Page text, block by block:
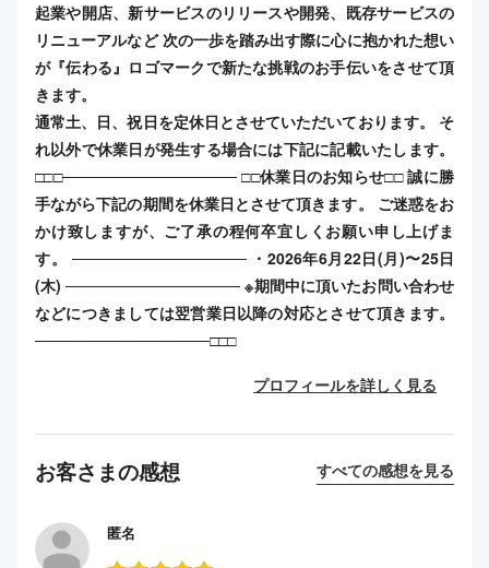
起業や開店、新サービスのリリースや開発、既存サービスの
リニューアルなど 次の一歩を踏み出す際に心に抱かれた想い
が『伝わる』ロゴマークで新たな挑戦のお手伝いをさせて頂
きます。
通常土、日、祝日を定休日とさせていただいております。 そ
れ以外で休業日が発生する場合には下記に記載いたします。
□□□──────────────── □□休業日のお知らせ□□ 誠に勝
手ながら下記の期間を休業日とさせて頂きます。 ご迷惑をお
かけ致しますが、ご了承の程何卒宜しくお願い申し上げま
す。 ──────────────── ・2026年6月22日(月)〜25日
(木) ──────────────── ※期間中に頂いたお問い合わせ
などにつきましては翌営業日以降の対応とさせて頂きます。
────────────────□□□
プロフィールを詳しく見る
お客さまの感想 すべての感想を見る
匿名